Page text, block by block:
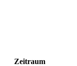
Zeitraum